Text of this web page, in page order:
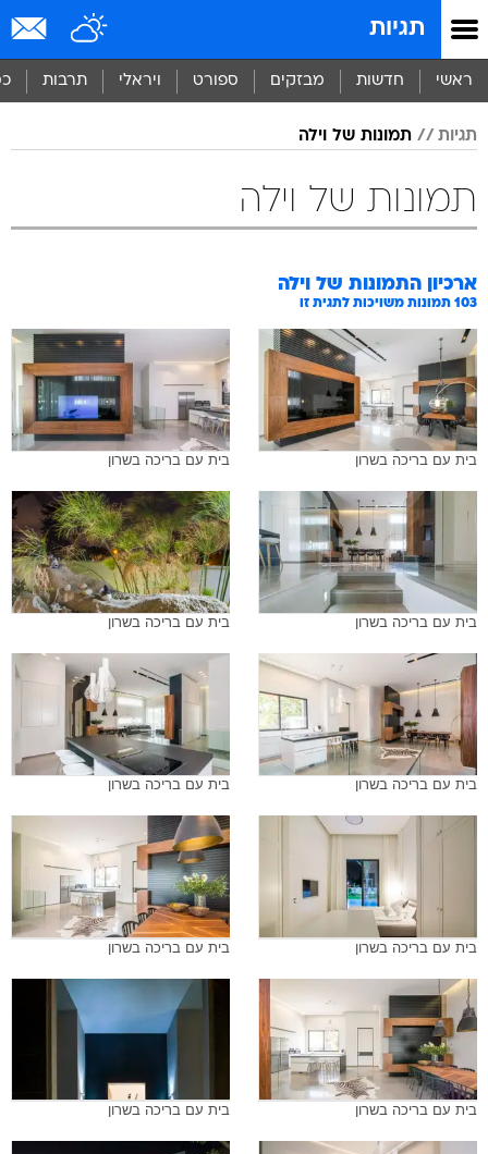
תגיות
ראשי חדשות מבזקים ספורט ויראלי תרבות
תגיות תמונות של וילה
תמונות של וילה
ארכיון התמונות של וילה
103 תמונות משויכות לתגית זו
בית עם בריכה בשרון בית עם בריכה בשרון
בית עם בריכה בשרון בית עם בריכה בשרון
בית עם בריכה בשרון בית עם בריכה בשרון
בית עם בריכה בשרון בית עם בריכה בשרון
בית עם בריכה בשרון בית עם בריכה בשרון